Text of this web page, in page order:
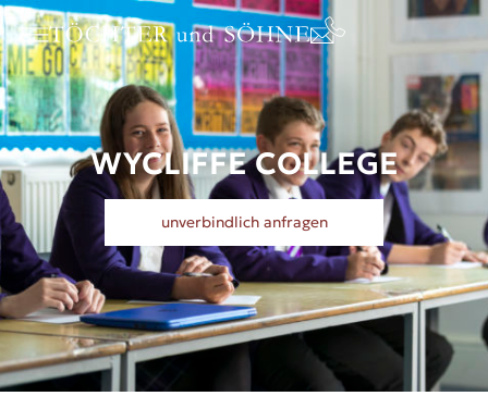
WYCLIFFE COLLEGE
unverbindlich anfragen